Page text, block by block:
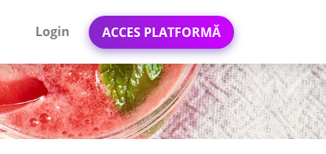
Login ACCES PLATFORMĂ